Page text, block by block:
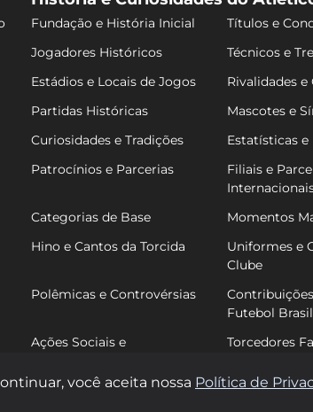
Fundação e História Inicial
Títulos e
Jogadores Históricos
Técnicos e
Estádios e Locais de Jogos
Rivalidades e
Partidas Históricas
Mascotes e
Curiosidades e Tradições
Estatísticas e
Patrocínios e Parcerias
Filiais e
Categorias de Base
Momentos
Hino e Cantos da Torcida
Uniformes e
Clube
Polêmicas e Controvérsias
Futebol
Ações Sociais e
Torcedores
© 2026 FutGalo. Todos os direitos
você aceita nossa Política de